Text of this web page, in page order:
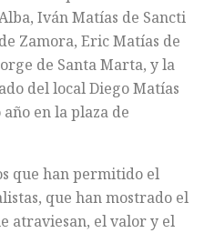
Iván Matías de Sancti
Zamora, Eric Matías de
de Santa Marta, y la
del local Diego Matías
en la plaza de
que han permitido el
que han mostrado el
atraviesan, el valor y el